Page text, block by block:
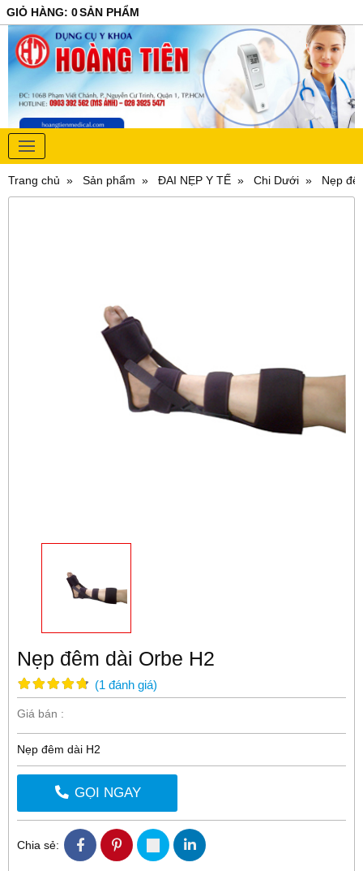
GIỎ HÀNG: 0SẢN PHẨM
Trang chủ Sản phẩm ĐAI NẸP Y TẾ Chi Dưới Nẹp
Nẹp đêm dài Orbe H2
(1 đánh giá)
Giá bán :
Nẹp đêm dài H2
GỌI NGAY
Chia sẻ: